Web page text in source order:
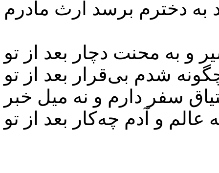
و به محنت دچار بعد از تو
شدم بی‌قرار بعد از تو
سفر دارم و نه میل خبر